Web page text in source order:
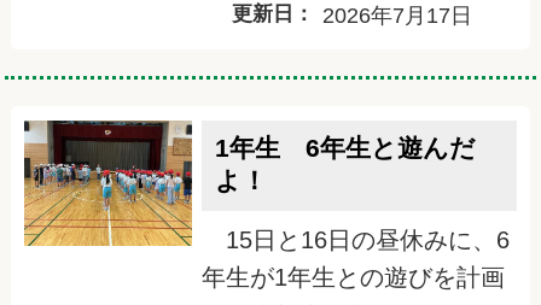
更新日：
2026年7月17日
1年生 6年生と遊んだ
よ！
15日と16日の昼休みに、6
年生が1年生との遊びを計画